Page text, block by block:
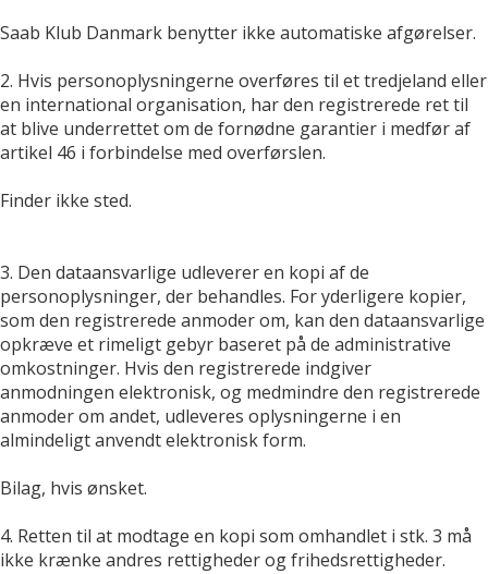
Saab Klub Danmark benytter ikke automatiske afgørelser.
2. Hvis personoplysningerne overføres til et tredjeland eller
en international organisation, har den registrerede ret til
at blive underrettet om de fornødne garantier i medfør af
artikel 46 i forbindelse med overførslen.
Finder ikke sted.
3. Den dataansvarlige udleverer en kopi af de
personoplysninger, der behandles. For yderligere kopier,
som den registrerede anmoder om, kan den dataansvarlige
opkræve et rimeligt gebyr baseret på de administrative
omkostninger. Hvis den registrerede indgiver
anmodningen elektronisk, og medmindre den registrerede
anmoder om andet, udleveres oplysningerne i en
almindeligt anvendt elektronisk form.
Bilag, hvis ønsket.
4. Retten til at modtage en kopi som omhandlet i stk. 3 må
ikke krænke andres rettigheder og frihedsrettigheder.